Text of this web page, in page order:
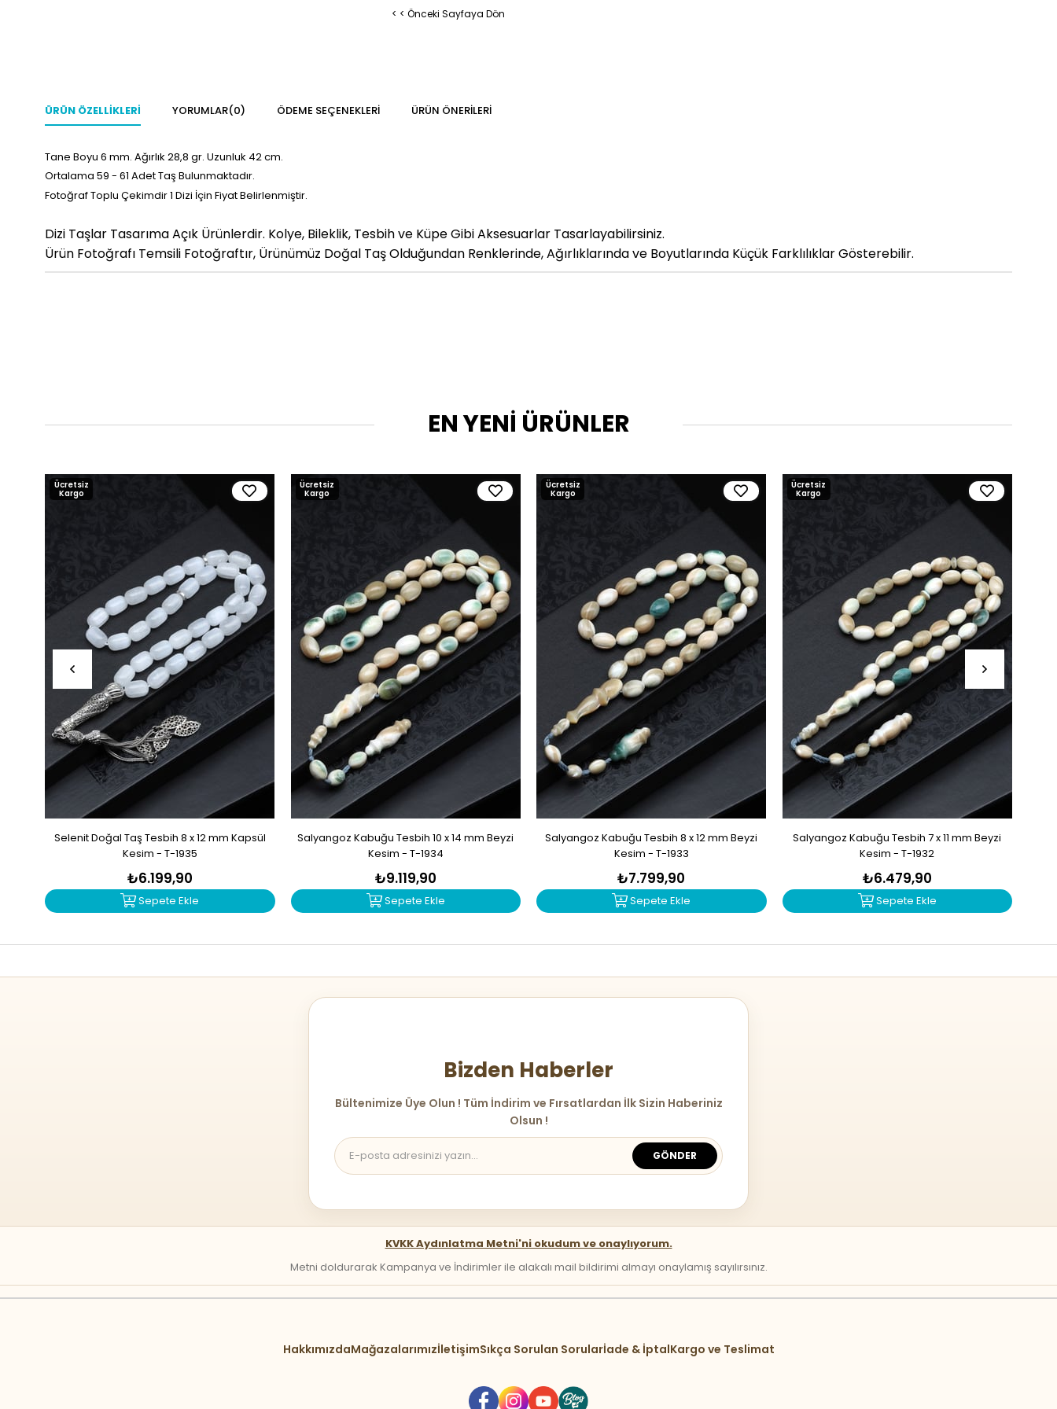
< < Önceki Sayfaya Dön
ÜRÜN ÖZELLIKLERI YORUMLAR(0) ÖDEME SEÇENEKLERI ÜRÜN ÖNERILERI
Tane Boyu 6 mm. Ağırlık 28,8 gr. Uzunluk 42 cm.
Ortalama 59 - 61 Adet Taş Bulunmaktadır.
Fotoğraf Toplu Çekimdir 1 Dizi İçin Fiyat Belirlenmiştir.
Dizi Taşlar Tasarıma Açık Ürünlerdir. Kolye, Bileklik, Tesbih ve Küpe Gibi Aksesuarlar Tasarlayabilirsiniz.
Ürün Fotoğrafı Temsili Fotoğraftır, Ürünümüz Doğal Taş Olduğundan Renklerinde, Ağırlıklarında ve Boyutlarında Küçük Farklılıklar Gösterebilir.
EN YENİ ÜRÜNLER
Selenit Doğal Taş Tesbih 8 x 12 mm Kapsül
Kesim - T-1935
₺6.199,90
Sepete Ekle
Ücretsiz
Kargo
Salyangoz Kabuğu Tesbih 10 x 14 mm Beyzi
Kesim - T-1934
₺9.119,90
Sepete Ekle
Ücretsiz
Kargo
Salyangoz Kabuğu Tesbih 8 x 12 mm Beyzi
Kesim - T-1933
₺7.799,90
Sepete Ekle
Ücretsiz
Kargo
Salyangoz Kabuğu Tesbih 7 x 11 mm Beyzi
Kesim - T-1932
₺6.479,90
Sepete Ekle
Ücretsiz
Kargo
Bizden Haberler
Bültenimize Üye Olun ! Tüm İndirim ve Fırsatlardan İlk Sizin Haberiniz
Olsun !
GÖNDER
KVKK Aydınlatma Metni'ni okudum ve onaylıyorum.
Metni doldurarak Kampanya ve İndirimler ile alakalı mail bildirimi almayı onaylamış sayılırsınız.
HakkımızdaMağazalarımızİletişimSıkça Sorulan Sorularİade & İptalKargo ve Teslimat